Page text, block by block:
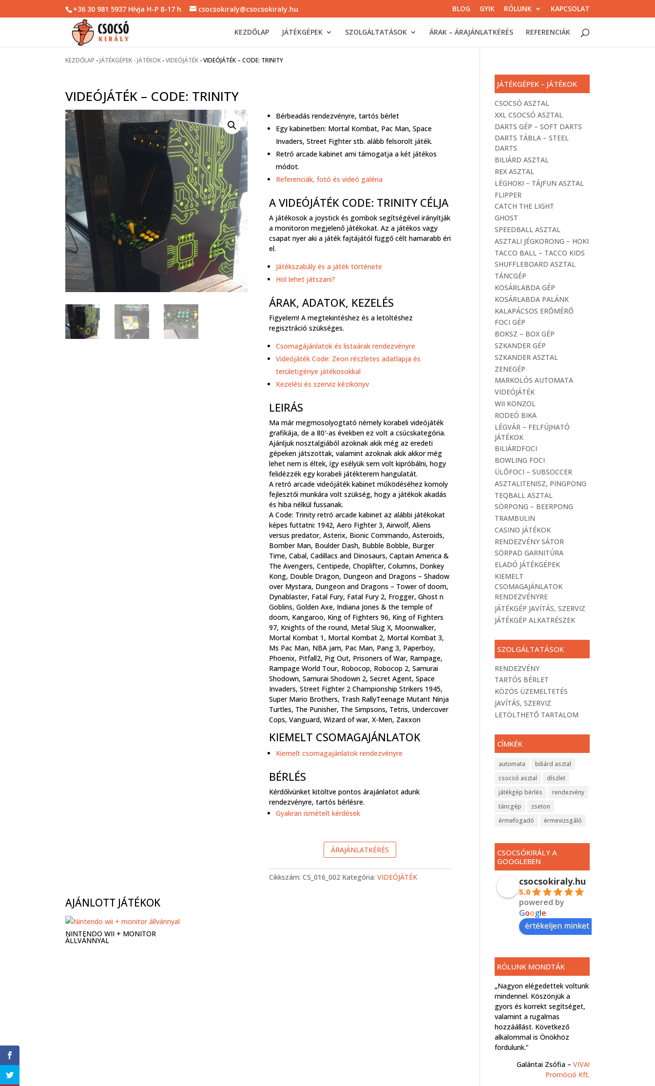
+36 30 981 5937 Hívja H-P 8-17 h csocsokiraly@csocsokiraly.hu BLOG GYIK RÓLUNK KAPCSOLAT
KEZDŐLAP JÁTÉKGÉPEK SZOLGÁLTATÁSOK ÁRAK – ÁRAJÁNLATKÉRÉS REFERENCIÁK
KEZDŐLAP -JÁTÉKGÉPEK - JÁTÉKOK -VIDEÓJÁTÉK -VIDEÓJÁTÉK – CODE: TRINITY
VIDEÓJÁTÉK – CODE: TRINITY
Bérbeadás rendezvényre, tartós bérlet
Egy kabinetben: Mortal Kombat, Pac Man, Space
Invaders, Street Fighter stb. alább felsorolt játék.
Retró arcade kabinet ami támogatja a két játékos
módot.
Referenciák, fotó és videó galéria
A VIDEÓJÁTÉK CODE: TRINITY CÉLJA
A játékosok a joystick és gombok segítségével irányítják
a monitoron megjelenő játékokat. Az a játékos vagy
csapat nyer aki a játék fajtájától függő célt hamarabb éri
el.
Játékszabály és a játék története
Hol lehet játszani?
ÁRAK, ADATOK, KEZELÉS
Figyelem! A megtekintéshez és a letöltéshez
regisztráció szükséges.
Csomagájánlatok és listaárak rendezvényre
Videójáték Code: Zeon részletes adatlapja és
területigénye játékosokkal
Kezelési és szerviz kézikönyv
LEIRÁS
Ma már megmosolyogtató némely korabeli videójáték
grafikája, de a 80′-as években ez volt a csúcskategória.
Ajánljuk nosztalgiából azoknak akik még az eredeti
gépeken játszottak, valamint azoknak akik akkor még
lehet nem is éltek, így esélyük sem volt kipróbálni, hogy
felidézzék egy korabeli játékterem hangulatát.
A retró arcade videójáték kabinet működéséhez komoly
fejlesztői munkára volt szükség, hogy a játékok akadás
és hiba nélkül fussanak.
A Code: Trinity retró arcade kabinet az alábbi játékokat
képes futtatni: 1942, Aero Fighter 3, Airwolf, Aliens
versus predator, Asterix, Bionic Commando, Asteroids,
Bomber Man, Boulder Dash, Bubble Bobble, Burger
Time, Cabal, Cadillacs and Dinosaurs, Captain America &
The Avengers, Centipede, Choplifter, Columns, Donkey
Kong, Double Dragon, Dungeon and Dragons – Shadow
over Mystara, Dungeon and Dragons – Tower of doom,
Dynablaster, Fatal Fury, Fatal Fury 2, Frogger, Ghost n
Goblins, Golden Axe, Indiana Jones & the temple of
doom, Kangaroo, King of Fighters 96, King of Fighters
97, Knights of the round, Metal Slug X, Moonwalker,
Mortal Kombat 1, Mortal Kombat 2, Mortal Kombat 3,
Ms Pac Man, NBA jam, Pac Man, Pang 3, Paperboy,
Phoenix, Pitfall2, Pig Out, Prisoners of War, Rampage,
Rampage World Tour, Robocop, Robocop 2, Samurai
Shodown, Samurai Shodown 2, Secret Agent, Space
Invaders, Street Fighter 2 Championship Strikers 1945,
Super Mario Brothers, Trash RallyTeenage Mutant Ninja
Turtles, The Punisher, The Simpsons, Tetris, Undercover
Cops, Vanguard, Wizard of war, X-Men, Zaxxon
KIEMELT CSOMAGAJÁNLATOK
Kiemelt csomagajánlatok rendezvényre
BÉRLÉS
Kérdőívünket kitöltve pontos árajánlatot adunk
rendezvényre, tartós bérlésre.
Gyakran ismételt kérdések
ÁRAJÁNLATKÉRÉS
Cikkszám: CS_016_002 Kategória: VIDEÓJÁTÉK
AJÁNLOTT JÁTÉKOK
NINTENDO WII + MONITOR
ÁLLVÁNNYAL
JÁTÉKGÉPEK – JÁTÉKOK
CSOCSÓ ASZTAL
XXL CSOCSÓ ASZTAL
DARTS GÉP – SOFT DARTS
DARTS TÁBLA – STEEL
DARTS
BILIÁRD ASZTAL
REX ASZTAL
LÉGHOKI – TÁJFUN ASZTAL
FLIPPER
CATCH THE LIGHT
GHOST
SPEEDBALL ASZTAL
ASZTALI JÉGKORONG – HOKI
TACCO BALL – TACCO KIDS
SHUFFLEBOARD ASZTAL
TÁNCGÉP
KOSÁRLABDA GÉP
KOSÁRLABDA PALÁNK
KALAPÁCSOS ERŐMÉRŐ
FOCI GÉP
BOKSZ – BOX GÉP
SZKANDER GÉP
SZKANDER ASZTAL
ZENEGÉP
MARKOLÓS AUTOMATA
VIDEÓJÁTÉK
WII KONZOL
RODEÓ BIKA
LÉGVÁR – FELFÚJHATÓ
JÁTÉKOK
BILIÁRDFOCI
BOWLING FOCI
ÜLŐFOCI – SUBSOCCER
ASZTALITENISZ, PINGPONG
TEQBALL ASZTAL
SÖRPONG – BEERPONG
TRAMBULIN
CASINO JÁTÉKOK
RENDEZVÉNY SÁTOR
SÖRPAD GARNITÚRA
ELADÓ JÁTÉKGÉPEK
KIEMELT
CSOMAGAJÁNLATOK
RENDEZVÉNYRE
JÁTÉKGÉP JAVÍTÁS, SZERVIZ
JÁTÉKGÉP ALKATRÉSZEK
SZOLGÁLTATÁSOK
RENDEZVÉNY
TARTÓS BÉRLET
KÖZÖS ÜZEMELTETÉS
JAVÍTÁS, SZERVIZ
LETÖLTHETŐ TARTALOM
CÍMKÉK
automata
biliárd asztal
csocsó asztal
díszlet
játékgép bérlés
rendezvény
táncgép
zseton
érmefogadó
érmevizsgáló
CSOCSÓKIRÁLY A
GOOGLEBEN
csocsokiraly.hu
5.0
powered by
Google
értékeljen minket itt:
RÓLUNK MONDTÁK
„Nagyon elégedettek voltunk
mindennel. Köszönjük a
gyors és korrekt segítséget,
valamint a rugalmas
hozzáállást. Következő
alkalommal is Önökhöz
fordulunk.”
Galántai Zsófia – VIVA!
Promóció Kft.